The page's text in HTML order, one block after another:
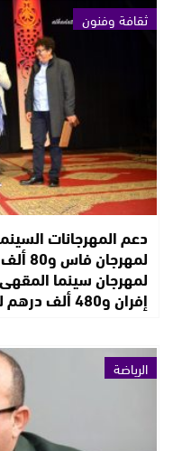
ثقافة وفنون
إفران و480 ألف درهم للمهرجان الدولي للفيلم…
الرياضة